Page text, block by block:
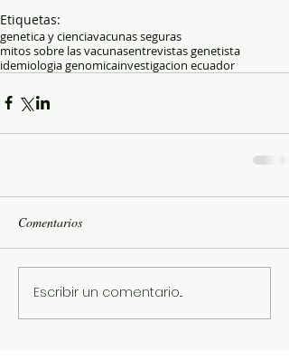
Etiquetas:
genetica y cienciavacunas seguras
mitos sobre las vacunasentrevistas genetista
idemiologia genomicainvestigacion ecuador
Comentarios
Escribir un comentario...